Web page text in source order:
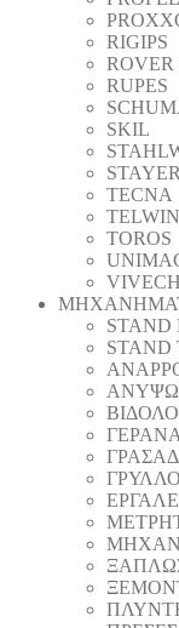
RIGIPS
ROVER
RUPES
SKIL
STAYER
TECNA
TELWIN
TOROS